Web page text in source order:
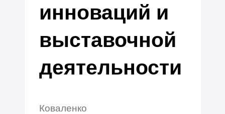
инноваций и
выставочной
деятельности
Коваленко